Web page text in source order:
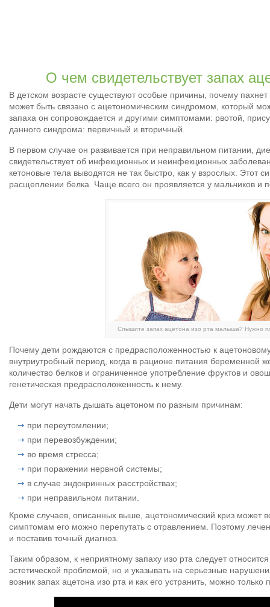
О чем свидетельствует запах
В детском возрасте существуют особые причины, почему
может быть связано с ацетономическим синдромом, который
запаха он сопровождается и другими симптомами: рвотой,
данного синдрома: первичный и вторичный.
В первом случае он развивается при неправильном питании,
свидетельствует об инфекционных и неинфекционных
кетоновые тела выводятся не так быстро, как у взрослых. Этот
расщеплении белка. Чаще всего он проявляется у мальчиков и
Слышите запах ацетона изо рта малыша? Нужно
Почему дети рождаются с предрасположенностью к
внутриутробный период, когда в рационе питания
количество белков и ограниченное употребление фруктов и
генетическая предрасположенность к нему.
Дети могут начать дышать ацетоном по разным причинам:
при переутомлении;
при перевозбуждении;
во время стресса;
при поражении нервной системы;
в случае эндокринных расстройствах;
при неправильном питании.
Кроме случаев, описанных выше, ацетономический криз может
симптомам его можно перепутать с отравлением. Поэтому
и поставив точный диагноз.
Таким образом, к неприятному запаху изо рта следует
эстетической проблемой, но и указывать на серьезные
возник запах ацетона изо рта и как его устранить, можно